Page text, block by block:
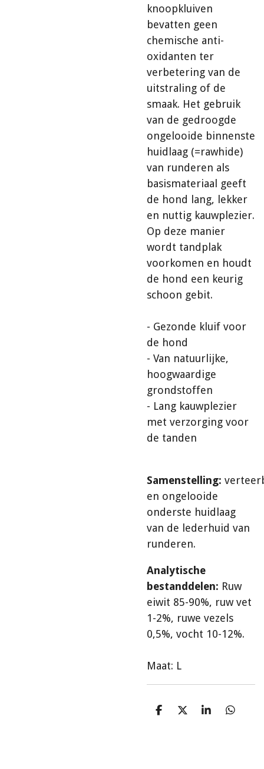
knoopkluiven
bevatten geen
chemische anti-
oxidanten ter
verbetering van de
uitstraling of de
smaak. Het gebruik
van de gedroogde
ongelooide binnenste
huidlaag (=rawhide)
van runderen als
basismateriaal geeft
de hond lang, lekker
en nuttig kauwplezier.
Op deze manier
wordt tandplak
voorkomen en houdt
de hond een keurig
schoon gebit.
- Gezonde kluif voor
de hond
- Van natuurlijke,
hoogwaardige
grondstoffen
- Lang kauwplezier
met verzorging voor
de tanden
Samenstelling:
en ongelooide
onderste huidlaag
van de lederhuid van
runderen.
Analytische
bestanddelen: Ruw
eiwit 85-90%, ruw vet
1-2%, ruwe vezels
0,5%, vocht 10-12%.
Maat: L
D
D
S
D